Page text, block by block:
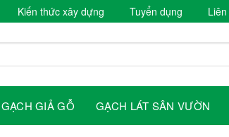
Kiến thức xây dựng Tuyển dụng
GẠCH GIẢ GỖ GẠCH LÁT SÂN VƯỜN